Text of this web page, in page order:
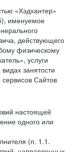
«Хэдхантер»
именуемое
действующего
физическому
услуги
занятости
Сайтов
настоящей
одного или
(п. 1.1.